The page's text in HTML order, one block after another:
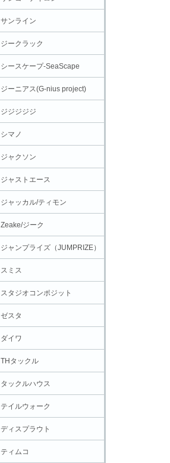
サンライン
ジークラック
シースケープ-SeaScape
ジーニアス(G-nius project)
ジジジジジ
シマノ
ジャクソン
ジャストエース
ジャッカル/ティモン
Zeake/ジーク
ジャンプライズ（JUMPRIZE）
スミス
スタジオコンポジット
ゼスタ
ダイワ
THタックル
タックルハウス
テイルウォーク
ディスプラウト
ティムコ